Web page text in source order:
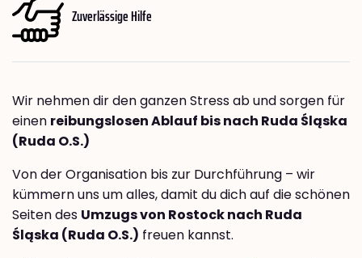
Zuverlässige Hilfe
Wir nehmen dir den ganzen Stress ab und sorgen für
einen reibungslosen Ablauf bis nach Ruda Śląska
(Ruda O.S.)
Von der Organisation bis zur Durchführung – wir
kümmern uns um alles, damit du dich auf die schönen
Seiten des Umzugs von Rostock nach Ruda
Śląska (Ruda O.S.) freuen kannst.